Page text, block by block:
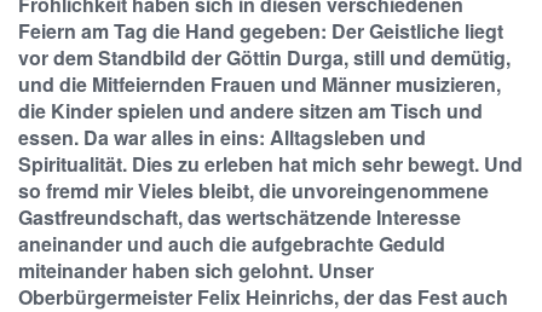
Feiern am Tag die Hand gegeben: Der Geistliche liegt
vor dem Standbild der Göttin Durga, still und demütig,
und die Mitfeiernden Frauen und Männer musizieren,
die Kinder spielen und andere sitzen am Tisch und
essen. Da war alles in eins: Alltagsleben und
Spiritualität. Dies zu erleben hat mich sehr bewegt. Und
so fremd mir Vieles bleibt, die unvoreingenommene
Gastfreundschaft, das wertschätzende Interesse
aneinander und auch die aufgebrachte Geduld
miteinander haben sich gelohnt. Unser
Oberbürgermeister Felix Heinrichs, der das Fest auch